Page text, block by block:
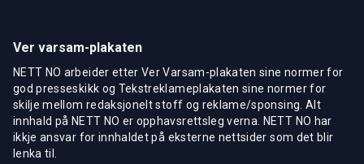
Ver varsam-plakaten
NETT NO arbeider etter Ver Varsam-plakaten sine normer for
god presseskikk og Tekstreklameplakaten sine normer for
skilje mellom redaksjonelt stoff og reklame/sponsing. Alt
innhald på NETT NO er opphavsrettsleg verna. NETT NO har
ikkje ansvar for innhaldet på eksterne nettsider som det blir
lenka til.